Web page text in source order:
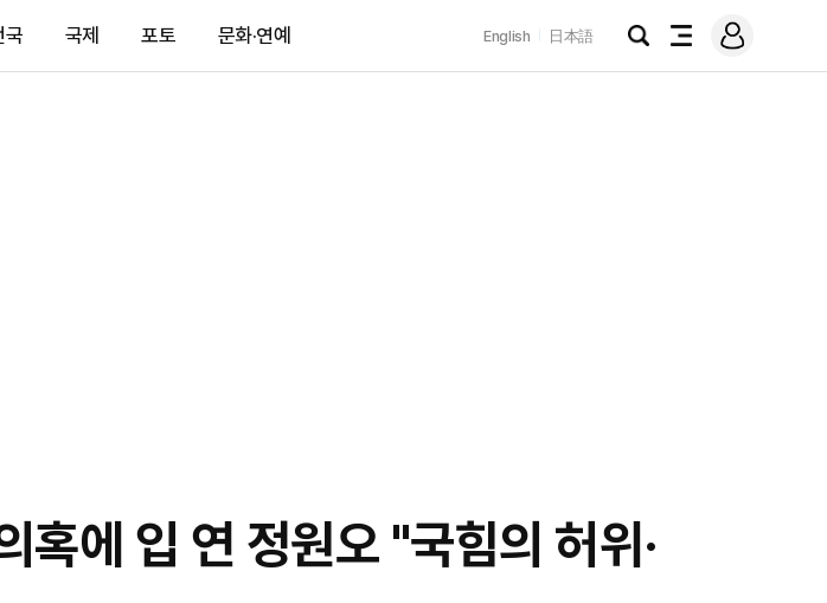
국 국제 포토 문화·연예 English 日本語
검
전
메
그
에 입 연 정원오 "국힘의 허위·